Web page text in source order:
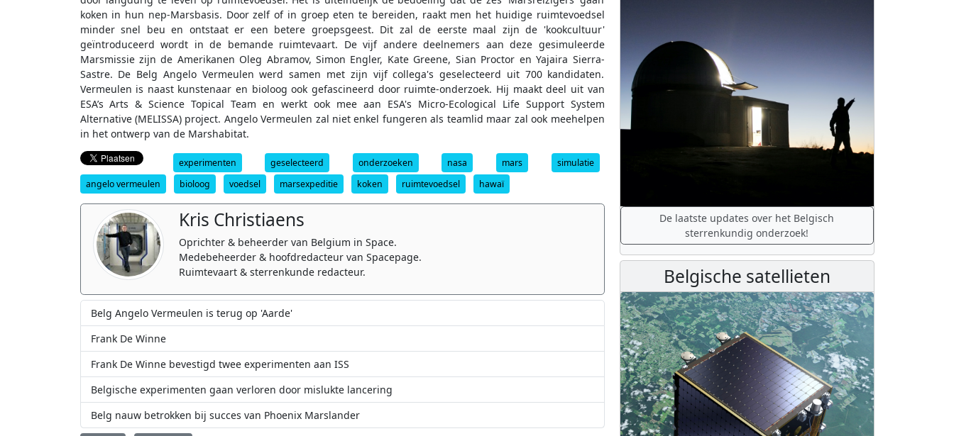
koken in hun nep-Marsbasis. Door zelf of in groep eten te bereiden, raakt men het huidige ruimtevoedsel
minder snel beu en ontstaat er een betere groepsgeest. Dit zal de eerste maal zijn de 'kookcultuur'
geïntroduceerd wordt in de bemande ruimtevaart. De vijf andere deelnemers aan deze gesimuleerde
Marsmissie zijn de Amerikanen Oleg Abramov, Simon Engler, Kate Greene, Sian Proctor en Yajaira Sierra-
Sastre. De Belg Angelo Vermeulen werd samen met zijn vijf collega's geselecteerd uit 700 kandidaten.
Vermeulen is naast kunstenaar en bioloog ook gefascineerd door ruimte-onderzoek. Hij maakt deel uit van
ESA’s Arts & Science Topical Team en werkt ook mee aan ESA's Micro-Ecological Life Support System
Alternative (MELISSA) project. Angelo Vermeulen zal niet enkel fungeren als teamlid maar zal ook meehelpen
in het ontwerp van de Marshabitat.
experimenten geselecteerd onderzoeken nasa mars
simulatie
angelo vermeulen
bioloog voedsel marsexpeditie koken ruimtevoedsel hawaï
Kris Christiaens
Oprichter & beheerder van Belgium in Space.
Medebeheerder & hoofdredacteur van Spacepage.
Ruimtevaart & sterrenkunde redacteur.
Belg Angelo Vermeulen is terug op 'Aarde'
Frank De Winne
Frank De Winne bevestigd twee experimenten aan ISS
Belgische experimenten gaan verloren door mislukte lancering
Belg nauw betrokken bij succes van Phoenix Marslander
De laatste updates over het Belgisch
sterrenkundig onderzoek!
Belgische satellieten